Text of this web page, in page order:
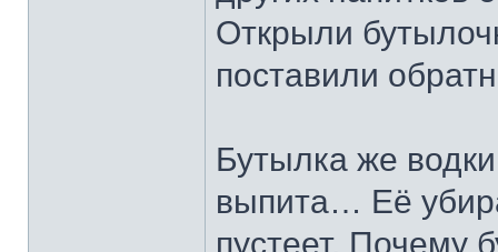
Открыли
поставили
Бутылка же
выпита… Её
пустеет. Почему